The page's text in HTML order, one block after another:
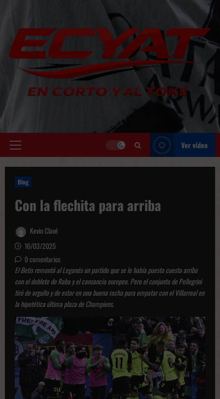
contenido
Menú
Ver vídeo
Blog
Con la flechita para arriba
Kevin Clavé
16/03/2025
0 comentarios
El Betis remontó al Leganés un partido que se le había puesto cuesta arriba
con el doblete de Raba y el cansancio europeo. Pero el conjunto de Pellegrini
tiró de orgullo y de estar en una buena racha para empatar con el Villarreal en
la hipotética última plaza de Champions.